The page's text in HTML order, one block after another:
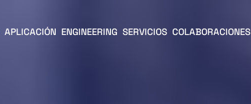
APLICACIÓN ENGINEERING SERVICIOS COLABORACIONES